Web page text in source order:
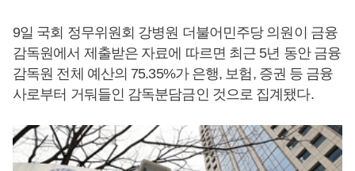
9일 국회 정무위원회 강병원 더불어민주당 의원이 금융
감독원에서 제출받은 자료에 따르면 최근 5년 동안 금융
감독원 전체 예산의 75.35%가 은행, 보험, 증권 등 금융
사로부터 거둬들인 감독분담금인 것으로 집계됐다.